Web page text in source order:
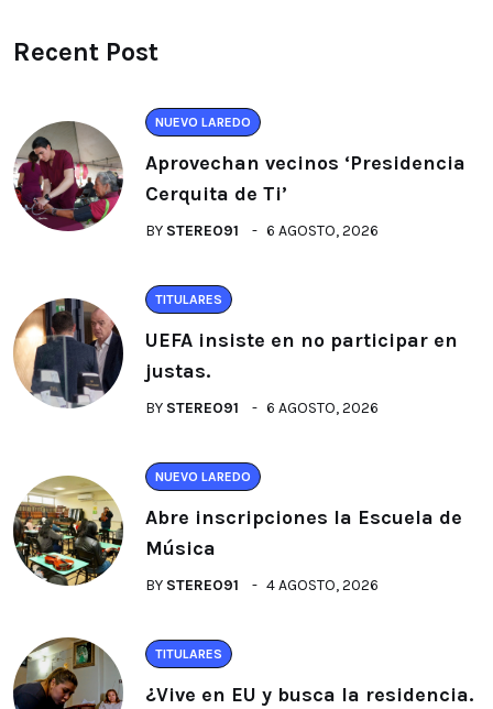
Recent Post
NUEVO LAREDO
Aprovechan vecinos ‘Presidencia
Cerquita de Ti’
BY STEREO91 6 AGOSTO, 2026
TITULARES
UEFA insiste en no participar en
justas.
BY STEREO91 6 AGOSTO, 2026
NUEVO LAREDO
Abre inscripciones la Escuela de
Música
BY STEREO91 4 AGOSTO, 2026
TITULARES
¿Vive en EU y busca la residencia.